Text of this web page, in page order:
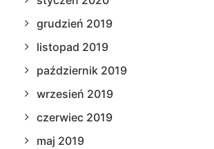
grudzień 2019
listopad 2019
październik 2019
wrzesień 2019
czerwiec 2019
maj 2019